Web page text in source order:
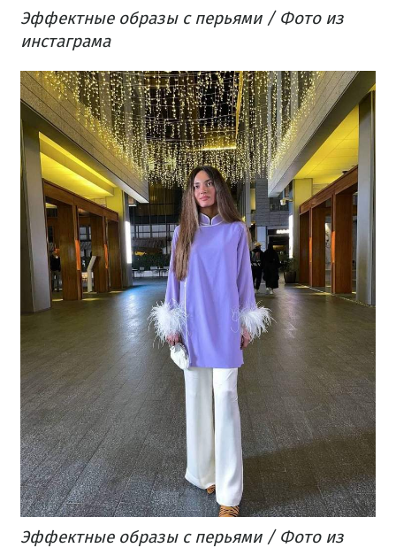
Эффектные образы с перьями / Фото из
инстаграма
Эффектные образы с перьями / Фото из